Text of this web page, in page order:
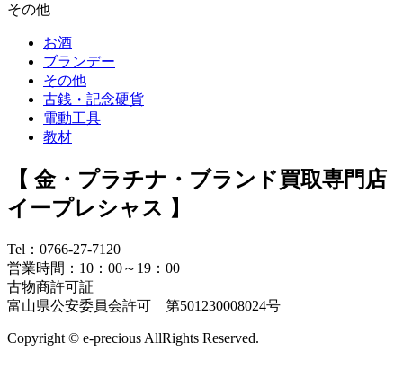
その他
お酒
ブランデー
その他
古銭・記念硬貨
電動工具
教材
【 金・プラチナ・ブランド買取専門店
イープレシャス 】
Tel：0766-27-7120
営業時間：10：00～19：00
古物商許可証
富山県公安委員会許可 第501230008024号
Copyright © e-precious AllRights Reserved.